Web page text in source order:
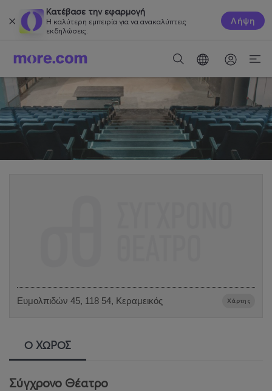
Κατέβασε την εφαρμογή
Η καλύτερη εμπειρία για να ανακαλύπτεις
εκδηλώσεις.
Λήψη
Ευμολπιδών 45, 118 54, Κεραμεικός Χάρτης
Ο ΧΩΡΟΣ
Σύγχρονο Θέατρο